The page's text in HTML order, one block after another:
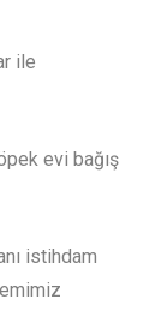
ile
evi bağış
istihdam